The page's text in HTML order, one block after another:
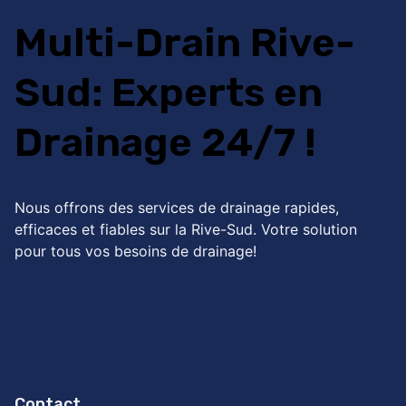
Multi-Drain Rive-
Sud: Experts en
Drainage 24/7 !
Nous offrons des services de drainage rapides,
efficaces et fiables sur la Rive-Sud. Votre solution
pour tous vos besoins de drainage!